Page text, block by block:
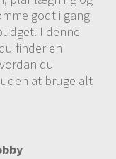
godt i gang
I denne
finder en
du
at bruge alt